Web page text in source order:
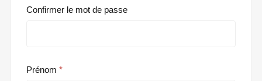
Confirmer le mot de passe
Prénom